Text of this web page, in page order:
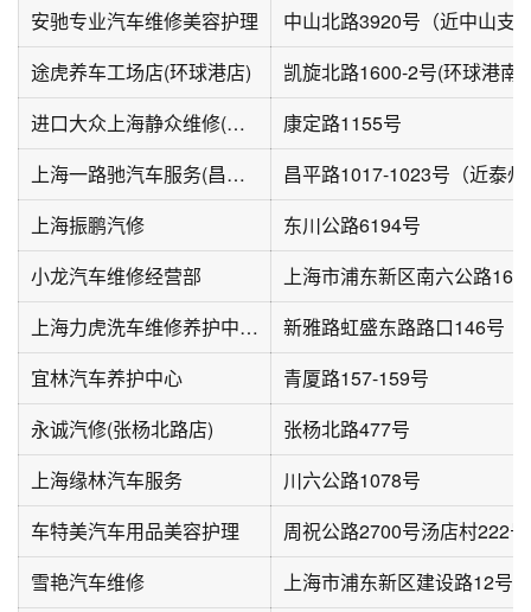
安驰专业汽车维修美容护理
途虎养车工场店(环球港店)
凯旋北路1600-2号(环球港南
进口大众上海静众维修(静安店)
康定路1155号
上海一路驰汽车服务(昌平路店)
昌平路1017-1023号（近泰
上海振鹏汽修
东川公路6194号
小龙汽车维修经营部
上海市浦东新区南六公路
上海力虎洗车维修养护中心(新雅路店)
新雅路虹盛东路路口146号
宜林汽车养护中心
青厦路157-159号
永诚汽修(张杨北路店)
张杨北路477号
上海缘林汽车服务
川六公路1078号
车特美汽车用品美容护理
周祝公路2700号汤店村222号
雪艳汽车维修
上海市浦东新区建设路12号